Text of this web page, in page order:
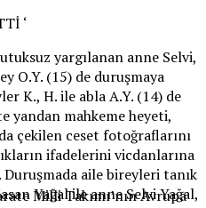
‘
yargılanan anne Selvi,
O.Y. (15) de duruşmaya
K., H. ile abla A.Y. (14) de
yandan mahkeme heyeti,
çekilen ceset fotoğraflarını
ifadelerini vicdanlarına
aile bireyleri tanık
Yağal ile anne Selvi Yağal,
Milli Takımı’nın Avrupa